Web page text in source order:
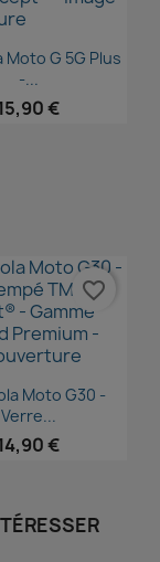
rapide
G 5G Plus
-...
€
rapide
Moto G30 -
Verre...
€
favorite_border